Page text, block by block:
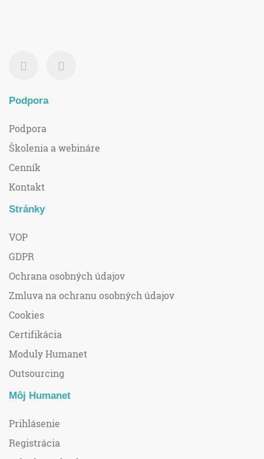
Podpora
Podpora
Školenia a webináre
Cenník
Kontakt
Stránky
VOP
GDPR
Ochrana osobných údajov
Zmluva na ochranu osobných údajov
Cookies
Certifikácia
Moduly Humanet
Outsourcing
Môj Humanet
Prihlásenie
Registrácia